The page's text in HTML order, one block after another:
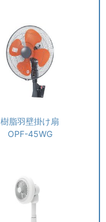
樹脂羽壁掛け扇
OPF-45WG